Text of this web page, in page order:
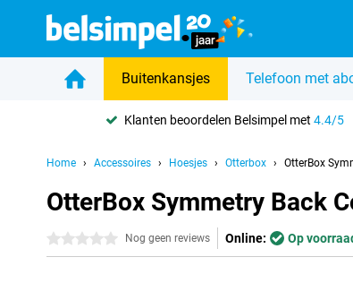
Buitenkansjes Telefoon met
Klanten beoordelen Belsimpel met4.4/5
Home Accessoires Hoesjes Otterbox OtterBox
OtterBox Symmetry Back
0 sterren Nog geen reviews Online: Op